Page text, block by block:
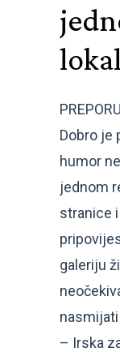
Dobro je
humor
jednom
stranice
galeriju
– Irska